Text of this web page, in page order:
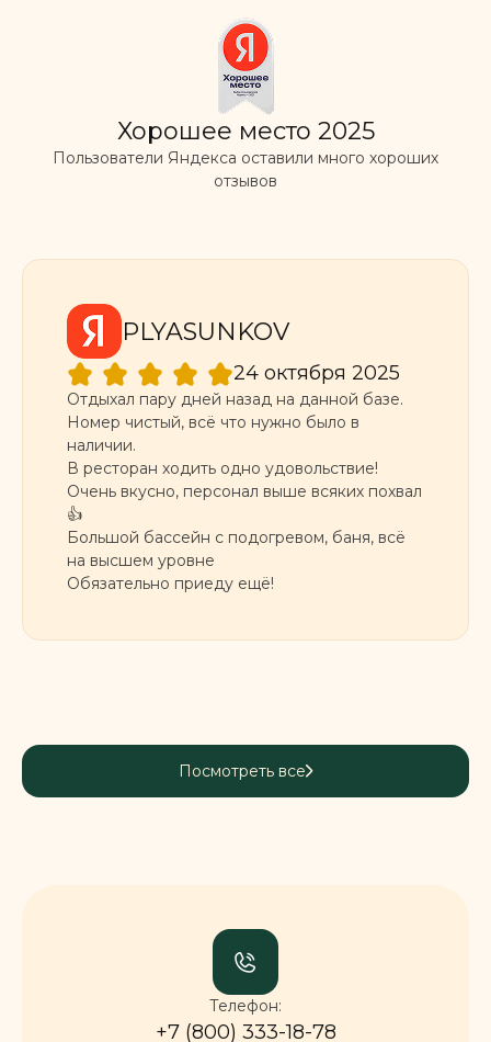
Хорошее место 2025
Пользователи Яндекса оставили много хороших
отзывов
Посмотреть все
PLYASUNKOV
24 октября 2025
Отдыхал пару дней назад на данной базе.
Номер чистый, всё что нужно было в
наличии.
В ресторан ходить одно удовольствие!
Очень вкусно, персонал выше всяких похвал
👍
Большой бассейн с подогревом, баня, всё
на высшем уровне
Обязательно приеду ещё!
Телефон:
+7 (800) 333-18-78